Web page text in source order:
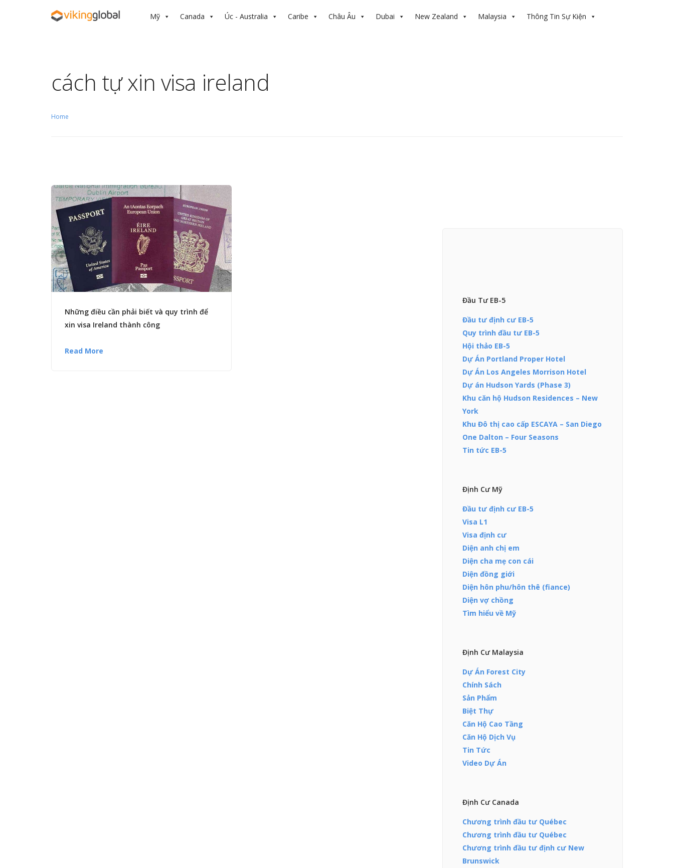
Mỹ Canada Úc - Australia Caribe Châu Âu Dubai New Zealand Malaysia Thông Tin Sự Kiện
cách tự xin visa ireland
Home
Những điều cần phải biết và quy trình để
xin visa Ireland thành công
Read More
Đầu Tư EB-5
Đầu tư định cư EB-5
Quy trình đầu tư EB-5
Hội thảo EB-5
Dự Án Portland Proper Hotel
Dự Án Los Angeles Morrison Hotel
Dự án Hudson Yards (Phase 3)
Khu căn hộ Hudson Residences – New
York
Khu Đô thị cao cấp ESCAYA – San Diego
One Dalton – Four Seasons
Tin tức EB-5
Định Cư Mỹ
Đầu tư định cư EB-5
Visa L1
Visa định cư
Diện anh chị em
Diện cha mẹ con cái
Diện đồng giới
Diện hôn phu/hôn thê (fiance)
Diện vợ chồng
Tìm hiểu về Mỹ
Định Cư Malaysia
Dự Án Forest City
Chính Sách
Sản Phẩm
Biệt Thự
Căn Hộ Cao Tầng
Căn Hộ Dịch Vụ
Tin Tức
Video Dự Án
Định Cư Canada
Chương trình đầu tư Québec
Chương trình đầu tư Québec
Chương trình đầu tư định cư New
Brunswick